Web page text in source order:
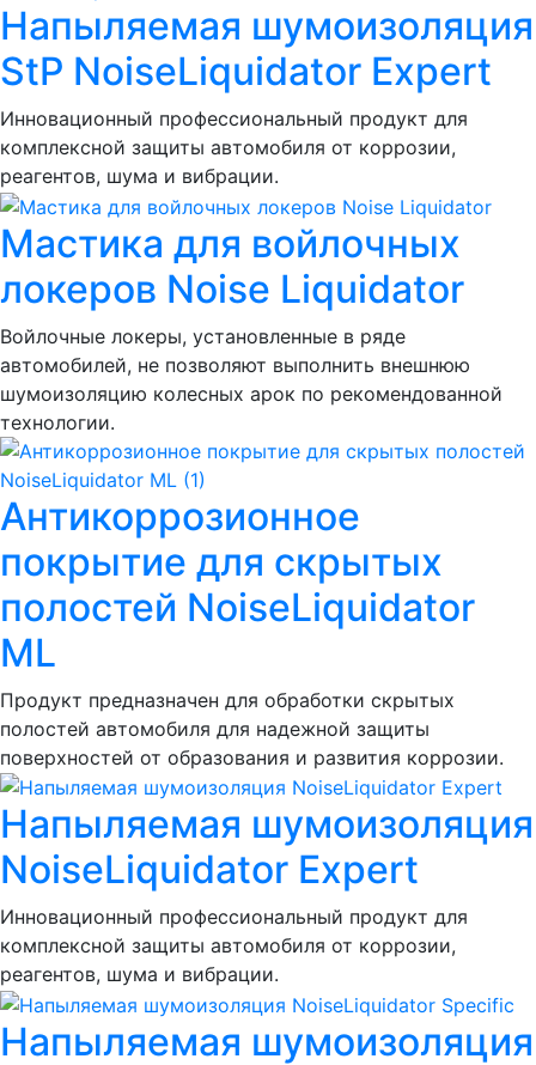
Напыляемая шумоизоляция
StP NoiseLiquidator Expert
Инновационный профессиональный продукт для
комплексной защиты автомобиля от коррозии,
реагентов, шума и вибрации.
Мастика для войлочных
локеров Noise Liquidator
Войлочные локеры, установленные в ряде
автомобилей, не позволяют выполнить внешнюю
шумоизоляцию колесных арок по рекомендованной
технологии.
Антикоррозионное
покрытие для скрытых
полостей NoiseLiquidator
ML
Продукт предназначен для обработки скрытых
полостей автомобиля для надежной защиты
поверхностей от образования и развития коррозии.
Напыляемая шумоизоляция
NoiseLiquidator Expert
Инновационный профессиональный продукт для
комплексной защиты автомобиля от коррозии,
реагентов, шума и вибрации.
Напыляемая шумоизоляция